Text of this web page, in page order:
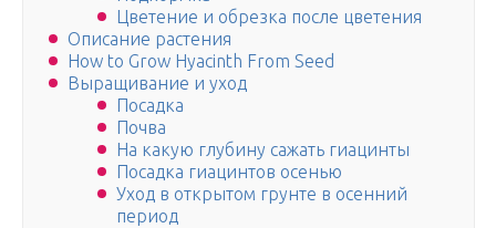
Цветение и обрезка после цветения
Описание растения
How to Grow Hyacinth From Seed
Выращивание и уход
Посадка
Почва
На какую глубину сажать гиацинты
Посадка гиацинтов осенью
Уход в открытом грунте в осенний
период